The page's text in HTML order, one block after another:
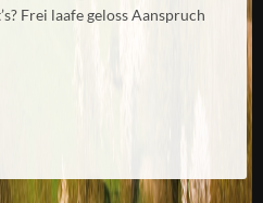
Frei laafe geloss Aanspruch